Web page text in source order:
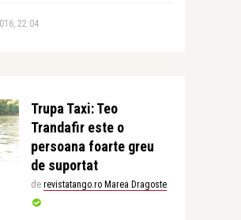
22:04
Trupa Taxi: Teo
Trandafir este o
persoana foarte greu
de suportat
de revistatango.ro Marea Dragoste